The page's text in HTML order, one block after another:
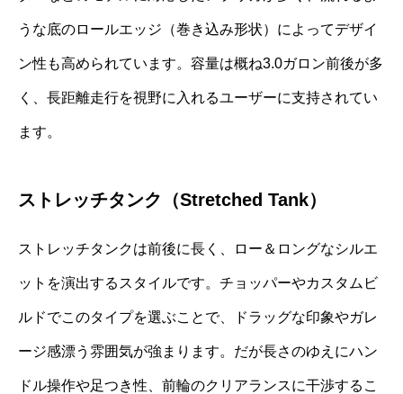
うな底のロールエッジ（巻き込み形状）によってデザイ
ン性も高められています。容量は概ね3.0ガロン前後が多
く、長距離走行を視野に入れるユーザーに支持されてい
ます。
ストレッチタンク（Stretched Tank）
ストレッチタンクは前後に長く、ロー＆ロングなシルエ
ットを演出するスタイルです。チョッパーやカスタムビ
ルドでこのタイプを選ぶことで、ドラッグな印象やガレ
ージ感漂う雰囲気が強まります。だが長さのゆえにハン
ドル操作や足つき性、前輪のクリアランスに干渉するこ